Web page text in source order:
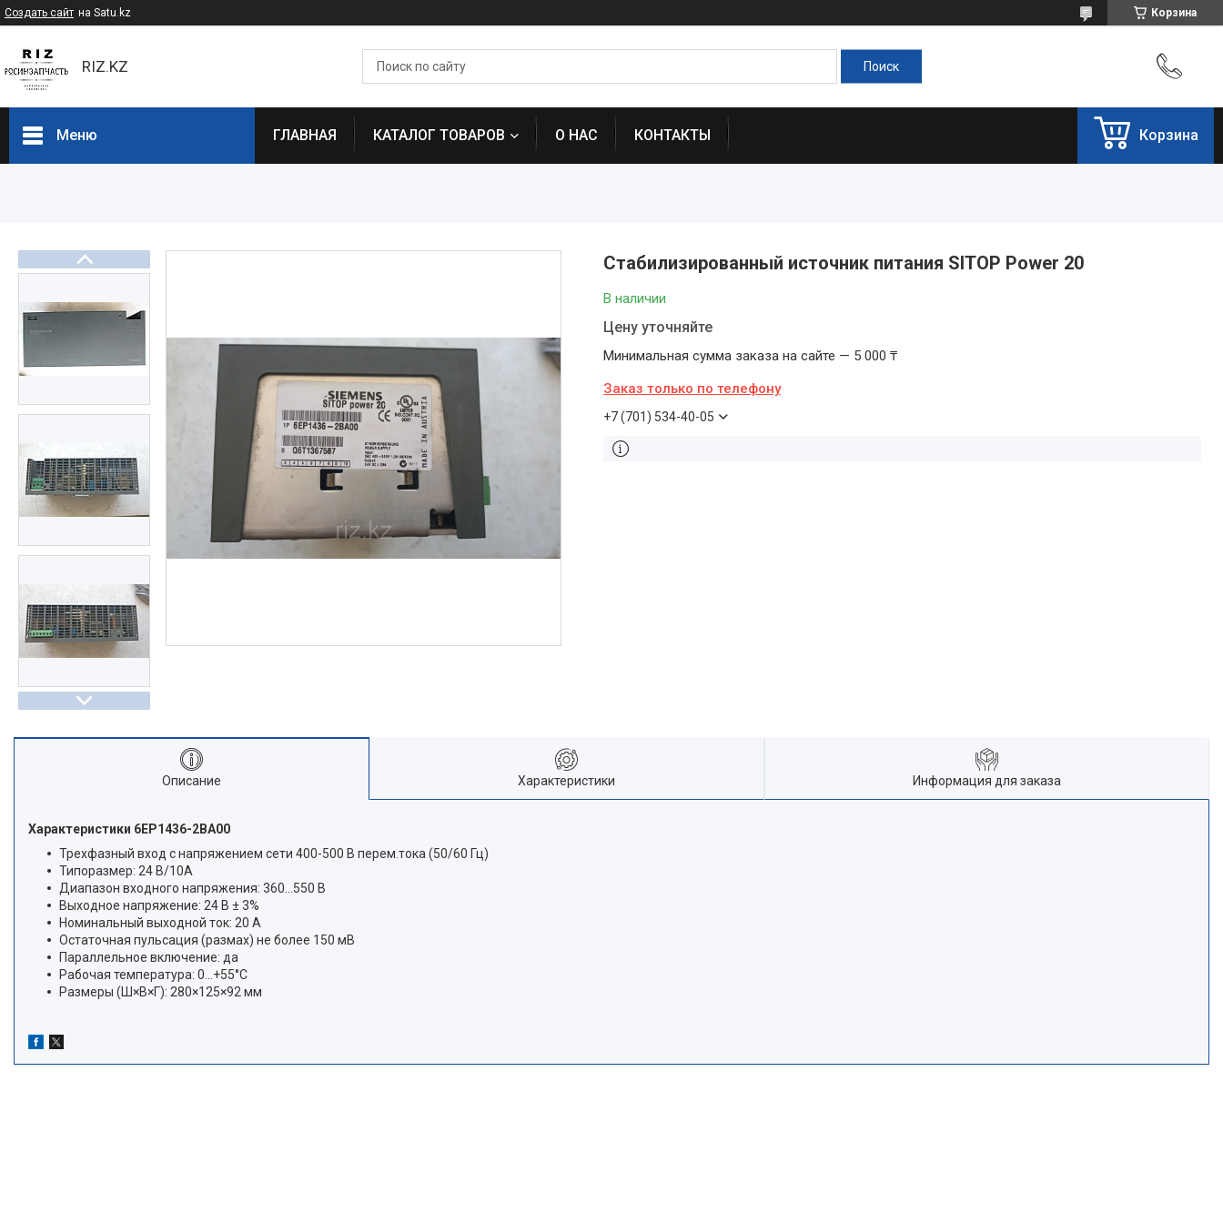
Создать сайт на Satu.kz Корзина
RIZ.KZ
Меню ГЛАВНАЯ КАТАЛОГ ТОВАРОВ О НАС КОНТАКТЫ Корзина
Стабилизированный источник питания SITOP Power 20
В наличии
Цену уточняйте
Минимальная сумма заказа на сайте — 5 000 ₸
Заказ только по телефону
+7 (701) 534-40-05
Описание Характеристики Информация для заказа
Характеристики 6EP1436-2BA00
Трехфазный вход с напряжением сети 400-500 В перем.тока (50/60 Гц)
Типоразмер: 24 В/10A
Диапазон входного напряжения: 360…550 В
Выходное напряжение: 24 В ± 3%
Номинальный выходной ток: 20 А
Остаточная пульсация (размах) не более 150 мВ
Параллельное включение: да
Рабочая температура: 0…+55°С
Размеры (Ш×В×Г): 280×125×92 мм